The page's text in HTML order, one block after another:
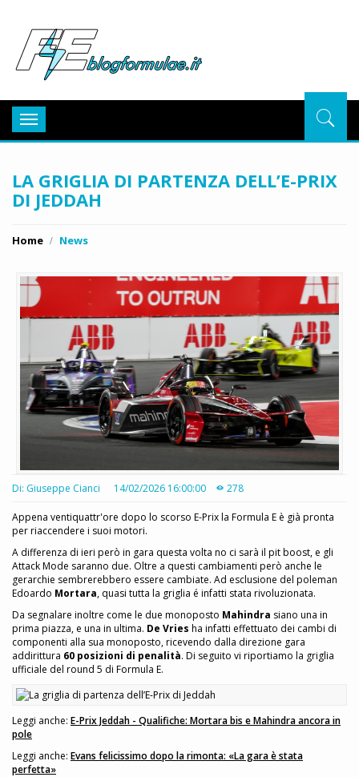
Toggle
navigation
LA GRIGLIA DI PARTENZA DELL’E-PRIX
DI JEDDAH
Home News
Di: Giuseppe Cianci 14/02/2026 16:00:00 278
Appena ventiquattr'ore dopo lo scorso E-Prix la Formula E è già pronta
per riaccendere i suoi motori.
A differenza di ieri però in gara questa volta no ci sarà il pit boost, e gli
Attack Mode saranno due. Oltre a questi cambiamenti però anche le
gerarchie sembrerebbero essere cambiate. Ad esclusione del poleman
Edoardo Mortara, quasi tutta la griglia é infatti stata rivoluzionata.
Da segnalare inoltre come le due monoposto Mahindra siano una in
prima piazza, e una in ultima. De Vries ha infatti effettuato dei cambi di
componenti alla sua monoposto, ricevendo dalla direzione gara
addirittura 60 posizioni di penalità. Di seguito vi riportiamo la griglia
ufficiale del round 5 di Formula E.
Leggi anche: E-Prix Jeddah - Qualifiche: Mortara bis e Mahindra ancora in
pole
Leggi anche: Evans felicissimo dopo la rimonta: «La gara è stata
perfetta»